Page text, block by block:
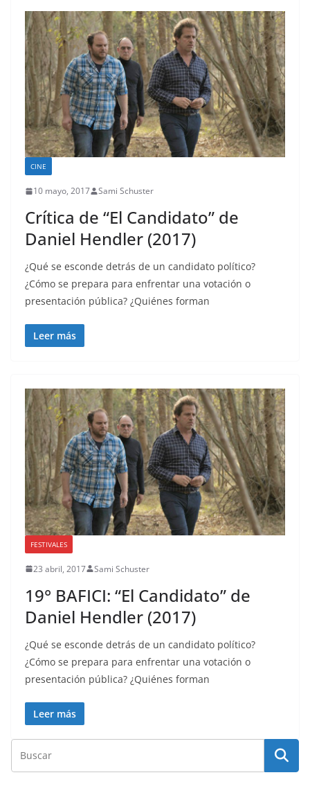
CINE
10 mayo, 2017 Sami Schuster
Crítica de “El Candidato” de
Daniel Hendler (2017)
¿Qué se esconde detrás de un candidato político?
¿Cómo se prepara para enfrentar una votación o
presentación pública? ¿Quiénes forman
Leer más
FESTIVALES
23 abril, 2017 Sami Schuster
19° BAFICI: “El Candidato” de
Daniel Hendler (2017)
¿Qué se esconde detrás de un candidato político?
¿Cómo se prepara para enfrentar una votación o
presentación pública? ¿Quiénes forman
Leer más